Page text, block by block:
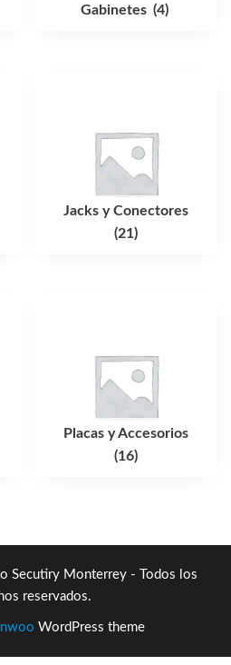
Gabinetes (4)
Jacks y Conectores
(21)
Placas y Accesorios
(16)
Secutiry Monterrey - Todos los
reservados.
WordPress theme